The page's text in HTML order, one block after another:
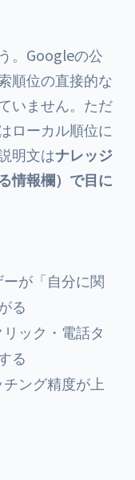
。Googleの公
順位の直接的な
いません。ただ
ローカル順位に
明文はナレッジ
情報欄）で目に
が「自分に関
る
ック・電話タ
る
ング精度が上